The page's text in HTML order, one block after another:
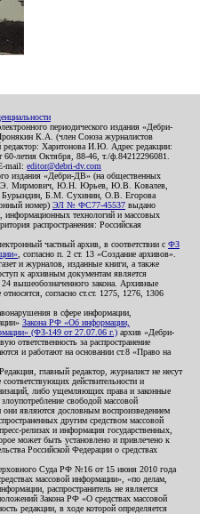
периодического издания «Дебри-
К.А. (член Союза журналистов
редактор: Харитонова И.Ю. Адрес редакции:
летия Октября, 88-46, т./ф.84212296081.
mail: editor@debri-dv.com
издания «Дебри-ДВ» (на общественных
Мирмович, Ю.Н. Юрьев, Ю.В. Ковалев,
Б.М. Сухинин, О.В. Егорова
номер) ЭЛ № ФС77-45537 выдано
информационных технологий и массовых
распространения: Российская
частный архив, в соответствии с ФЗ
, согласно п. 2 ст. 13 «Создание архивов».
и журналов, изданные книги, а также
к архивным документам является
вышеобозначенного закона. Архивные
согласно ст.ст. 1275, 1276, 1306
в сфере информации,
Закона РФ «Об информации,
(ФЗ-149 от 27.07.06 г.) архив «Дебри-
ответственность за распространение
и работают на основании ст.8 «Право на
главный редактор, журналист не несут
соответствующих действительности и
либо ущемляющих права и законные
свободой массовой
являются дословным воспроизведением
другим средством массовой
релизах и информация государственных,
может быть установлено и привлечено к
Российской Федерации о средствах
Суда РФ №16 от 15 июня 2010 года
массовой информации», «по делам,
распространитель не является
Закона РФ «О средствах массовой
редакции, в ходе которой определяется